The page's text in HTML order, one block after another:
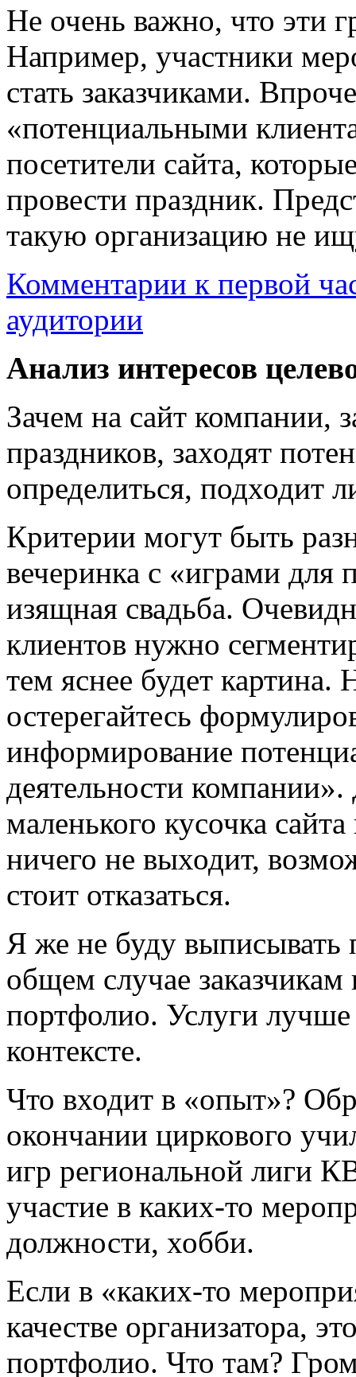
Не очень важно, что эти
Например, участники
стать заказчиками.
«потенциальными
посетители сайта,
провести праздник.
такую организацию не
Комментарии к первой
аудитории
Анализ интересов
Зачем на сайт компании,
праздников, заходят
определиться, подходит
Критерии могут быть
вечеринка с «играми
изящная свадьба.
клиентов нужно
тем яснее будет картина.
остерегайтесь
информирование
деятельности
маленького кусочка
ничего не выходит,
стоит отказаться.
Я же не буду выписывать
общем случае
портфолио. Услуги
контексте.
Что входит в «опыт»?
окончании циркового
игр региональной лиги
участие в каких-то
должности, хобби.
Если в «каких-то
качестве организатора,
портфолио. Что там?